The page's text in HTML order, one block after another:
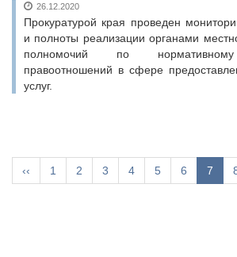
26.12.2020
Прокуратурой края проведен
и полноты реализации органами
полномочий по нормативному
правоотношений в сфере
услуг.
‹‹ 1 2 3 4 5 6 7